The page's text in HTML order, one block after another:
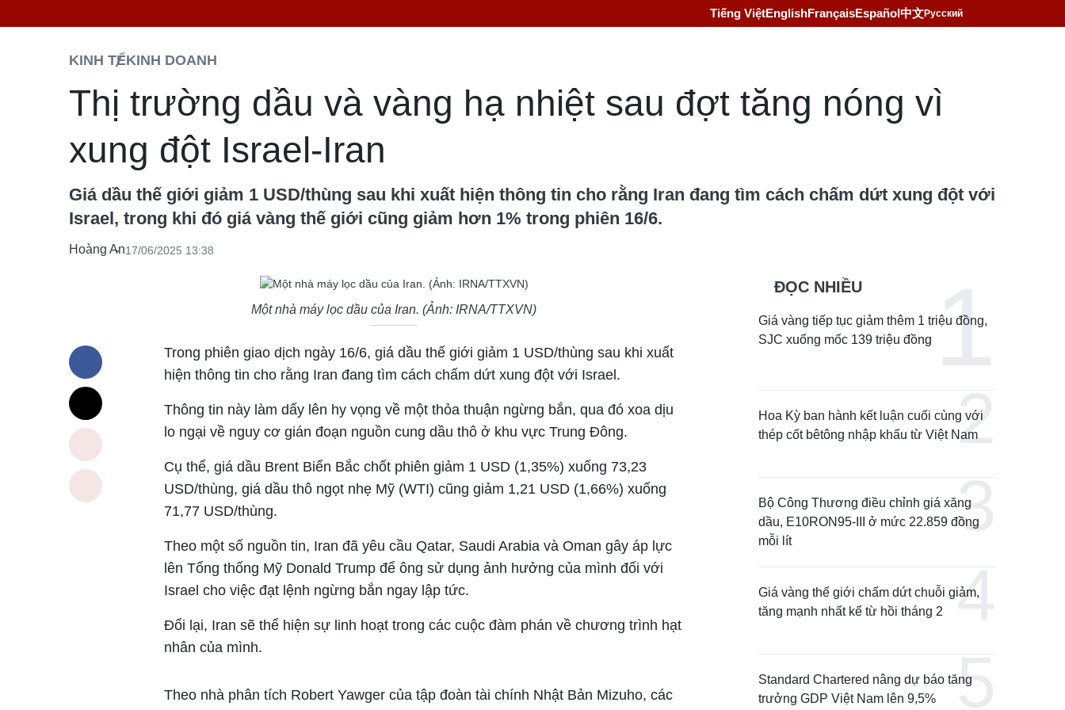
Tiếng ViệtEnglishFrançaisEspañol中文Русский
KINH TẾKINH DOANH
Thị trường dầu và vàng hạ nhiệt sau đợt tăng nóng vì
xung đột Israel-Iran
Giá dầu thế giới giảm 1 USD/thùng sau khi xuất hiện thông tin cho rằng Iran đang tìm cách chấm dứt xung đột với
Israel, trong khi đó giá vàng thế giới cũng giảm hơn 1% trong phiên 16/6.
Hoàng An17/06/2025 13:38
Một nhà máy lọc dầu của Iran. (Ảnh: IRNA/TTXVN)
Trong phiên giao dịch ngày 16/6, giá dầu thế giới giảm 1 USD/thùng sau khi xuất
hiện thông tin cho rằng Iran đang tìm cách chấm dứt xung đột với Israel.
Thông tin này làm dấy lên hy vọng về một thỏa thuận ngừng bắn, qua đó xoa dịu
lo ngại về nguy cơ gián đoạn nguồn cung dầu thô ở khu vực Trung Đông.
Cụ thể, giá dầu Brent Biển Bắc chốt phiên giảm 1 USD (1,35%) xuống 73,23
USD/thùng, giá dầu thô ngọt nhẹ Mỹ (WTI) cũng giảm 1,21 USD (1,66%) xuống
71,77 USD/thùng.
Theo một số nguồn tin, Iran đã yêu cầu Qatar, Saudi Arabia và Oman gây áp lực
lên Tổng thống Mỹ Donald Trump để ông sử dụng ảnh hưởng của mình đối với
Israel cho việc đạt lệnh ngừng bắn ngay lập tức.
Đổi lại, Iran sẽ thể hiện sự linh hoạt trong các cuộc đàm phán về chương trình hạt
nhân của mình.
Theo nhà phân tích Robert Yawger của tập đoàn tài chính Nhật Bản Mizuho, các
ĐỌC NHIỀU
Giá vàng tiếp tục giảm thêm 1 triệu đồng,
SJC xuống mốc 139 triệu đồng
Hoa Kỳ ban hành kết luận cuối cùng với
thép cốt bêtông nhập khẩu từ Việt Nam
Bộ Công Thương điều chỉnh giá xăng
dầu, E10RON95-III ở mức 22.859 đồng
mỗi lít
Giá vàng thế giới chấm dứt chuỗi giảm,
tăng mạnh nhất kể từ hồi tháng 2
Standard Chartered nâng dự báo tăng
trưởng GDP Việt Nam lên 9,5%